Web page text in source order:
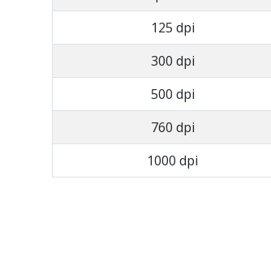
125 dpi
300 dpi
500 dpi
760 dpi
1000 dpi